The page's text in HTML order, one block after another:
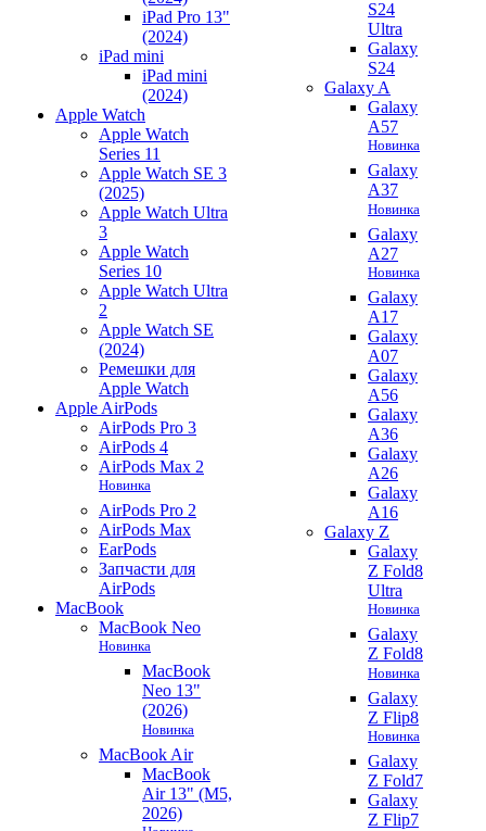
iPad Pro 13"
(2024)
iPad mini
iPad mini
(2024)
Apple Watch
Apple Watch
Series 11
Apple Watch SE 3
(2025)
Apple Watch Ultra
3
Apple Watch
Series 10
Apple Watch Ultra
2
Apple Watch SE
(2024)
Ремешки для
Apple Watch
Apple AirPods
AirPods Pro 3
AirPods 4
AirPods Max 2
Новинка
AirPods Pro 2
AirPods Max
EarPods
Запчасти для
AirPods
MacBook
MacBook Neo
Новинка
MacBook
Neo 13"
(2026)
Новинка
MacBook Air
MacBook
Air 13" (M5,
2026)
S24
Ultra
Galaxy
S24
Galaxy A
Galaxy
A57
Новинка
Galaxy
A37
Новинка
Galaxy
A27
Новинка
Galaxy
A17
Galaxy
A07
Galaxy
A56
Galaxy
A36
Galaxy
A26
Galaxy
A16
Galaxy Z
Galaxy
Z Fold8
Ultra
Новинка
Galaxy
Z Fold8
Новинка
Galaxy
Z Flip8
Новинка
Galaxy
Z Fold7
Galaxy
Z Flip7